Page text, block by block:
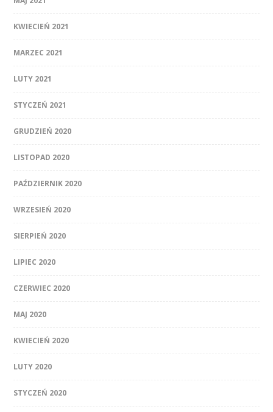
KWIECIEŃ 2021
MARZEC 2021
LUTY 2021
STYCZEŃ 2021
GRUDZIEŃ 2020
LISTOPAD 2020
PAŹDZIERNIK 2020
WRZESIEŃ 2020
SIERPIEŃ 2020
LIPIEC 2020
CZERWIEC 2020
MAJ 2020
KWIECIEŃ 2020
LUTY 2020
STYCZEŃ 2020